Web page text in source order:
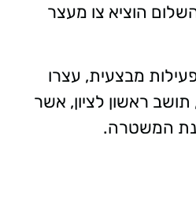
הוציא צו מעצר
מבצעית, עצרו
חשוד בן 47, תושב ראשון לציון, אשר
המשטרה.